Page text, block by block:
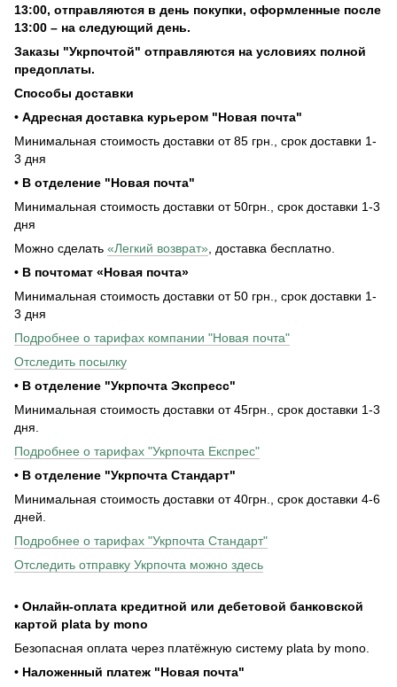
13:00, отправляются в день покупки, оформленные после
13:00 – на следующий день.
Заказы "Укрпочтой" отправляются на условиях полной
предоплаты.
Способы доставки
• Адресная доставка курьером "Новая почта"
Минимальная стоимость доставки от 85 грн., срок доставки 1-
3 дня
• В отделение "Новая почта"
Минимальная стоимость доставки от 50грн., срок доставки 1-3
дня
Можно сделать «Легкий возврат» , доставка бесплатно.
• В почтомат «Новая почта»
Минимальная стоимость доставки от 50 грн., срок доставки 1-
3 дня
Подробнее о тарифах компании "Новая почта"
Отследить посылку
• В отделение "Укрпочта Экспресс"
Минимальная стоимость доставки от 45грн., срок доставки 1-3
дня.
Подробнее о тарифах "Укрпочта Експрес"
• В отделение "Укрпочта Стандарт"
Минимальная стоимость доставки от 40грн., срок доставки 4-6
дней.
Подробнее о тарифах "Укрпочта Стандарт"
Отследить отправку Укрпочта можно здесь
• Онлайн-оплата кредитной или дебетовой банковской
картой plata by mono
Безопасная оплата через платёжную систему plata by mono.
• Наложенный платеж "Новая почта"